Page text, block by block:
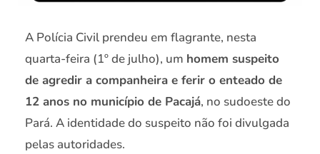
A Polícia Civil prendeu em flagrante, nesta
quarta-feira (1º de julho), um homem suspeito
de agredir a companheira e ferir o enteado de
12 anos no município de Pacajá, no sudoeste do
Pará. A identidade do suspeito não foi divulgada
pelas autoridades.